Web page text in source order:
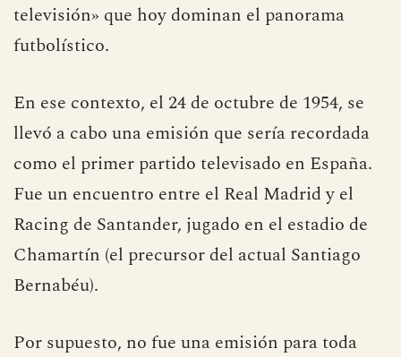
televisión» que hoy dominan el panorama
futbolístico.
En ese contexto, el 24 de octubre de 1954, se
llevó a cabo una emisión que sería recordada
como el primer partido televisado en España.
Fue un encuentro entre el Real Madrid y el
Racing de Santander, jugado en el estadio de
Chamartín (el precursor del actual Santiago
Bernabéu).
Por supuesto, no fue una emisión para toda